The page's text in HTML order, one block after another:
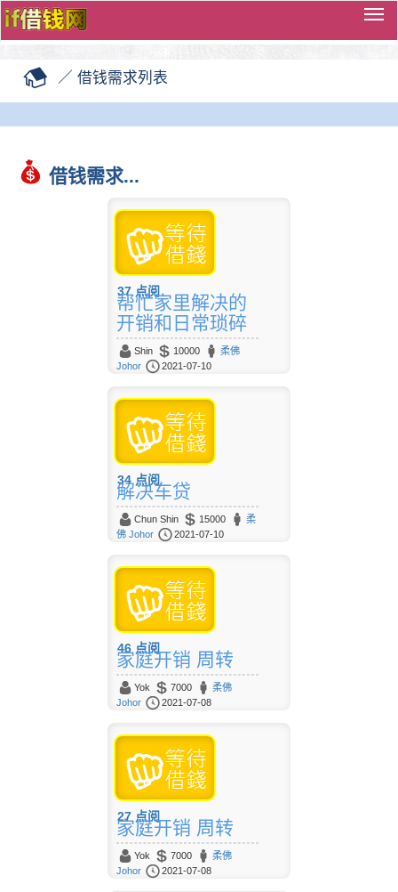
切
换
／ 借钱需求列表
借钱需求...
37点阅
帮忙家里解决的
开销和日常琐碎
Shin 10000
柔佛
Johor
2021-07-10
34点阅
解决车贷
Chun Shin 15000
柔
佛 Johor
2021-07-10
46 点阅
家庭开销 周转
Yok 7000
柔佛
Johor
2021-07-08
27 点阅
家庭开销 周转
Yok 7000
柔佛
Johor
2021-07-08